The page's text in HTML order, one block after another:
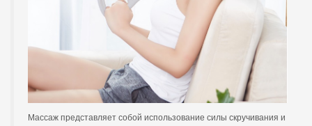
Массаж представляет собой использование силы скручивания и